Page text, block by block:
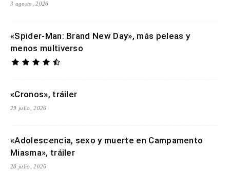
3 agosto, 2026
«Spider-Man: Brand New Day», más peleas y
menos multiverso
«Cronos», tráiler
29 julio, 2026
«Adolescencia, sexo y muerte en Campamento
Miasma», tráiler
28 julio, 2026